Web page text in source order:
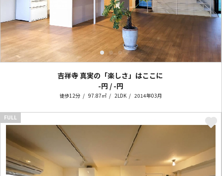
吉祥寺 真実の「楽しさ」はここに
-円 / -円
徒歩12分 97.87㎡ 2LDK 2014年03月
FULL